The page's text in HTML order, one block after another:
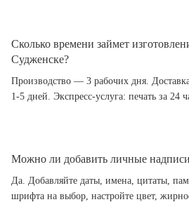
Сколько времени займет
Судженске?
Производство — 3 рабочих дня.
1-5 дней. Экспресс-услуга: печать за 24
Можно ли добавить личные
Да. Добавляйте даты, имена, цитаты,
шрифта на выбор, настройте цвет,